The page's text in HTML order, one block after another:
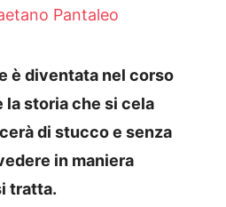
Pantaleo
è diventata nel corso
la storia che si cela
di stucco e senza
in maniera
tratta.